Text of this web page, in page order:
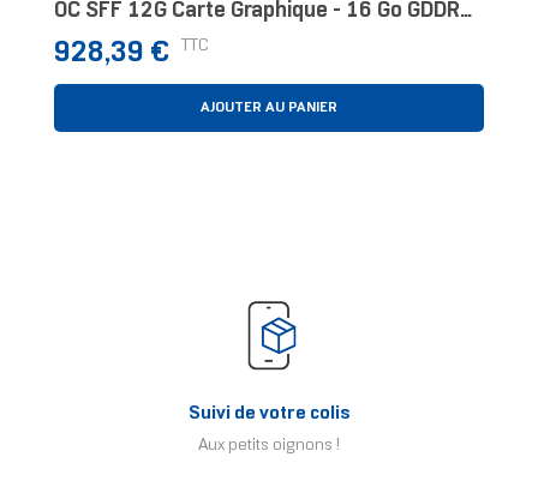
OC SFF 12G Carte Graphique - 16 Go GDDR7,
256 Bits, PCI-E 5.0, 2542 MHz Core Clock, 3
X DP 2
Prix
928,39 € TTC
AJOUTER AU PANIER
Suivi de votre colis
Aux petits oignons !